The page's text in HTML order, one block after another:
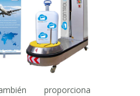
proporciona